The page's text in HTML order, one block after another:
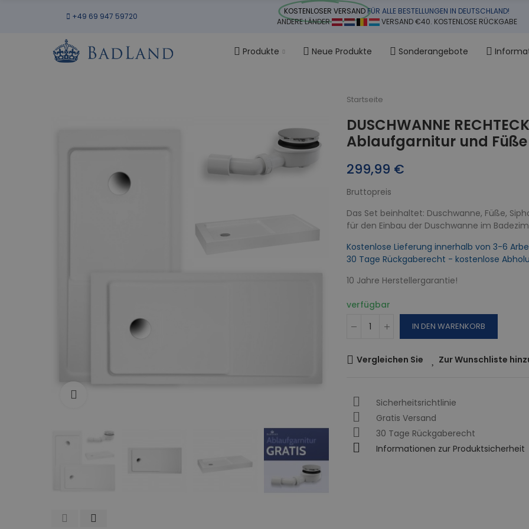
+49 69 947 59720
KOSTENLOSER VERSANDFÜR ALLE BESTELLUNGEN IN DEUTSCHLAND!
ANDERE LÄNDER
VERSAND €40. KOSTENLOSE RÜCKGABE
Produkte Neue Produkte Sonderangebote
Startseite
DUSCHWANNE
Ablaufgarnitur und Füße
299,99 €
Bruttopreis
Das Set beinhaltet: Duschwanne, Füße,
für den Einbau der Duschwanne im
Kostenlose Lieferung innerhalb von 3-6
30 Tage Rückgaberecht - kostenlose
10 Jahre Herstellergarantie!
verfügbar
IN DEN WARENKORB
Vergleichen Sie Zur Wunschliste
Sicherheitsrichtlinie
Gratis Versand
30 Tage Rückgaberecht
Informationen zur Produktsicherheit